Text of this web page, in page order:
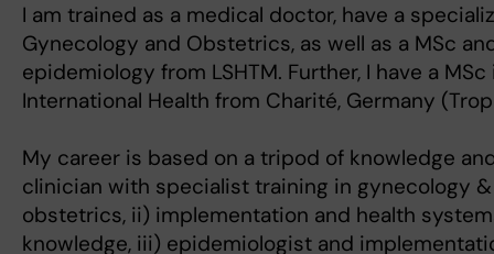
I am trained as a medical doctor, have a
Gynecology and Obstetrics, as well as a MSc
epidemiology from LSHTM. Further, I have a MSc
International Health from Charité, Germany
My career is based on a tripod of knowledge
clinician with specialist training in gynecology &
obstetrics, ii) implementation and health
knowledge, iii) epidemiologist and